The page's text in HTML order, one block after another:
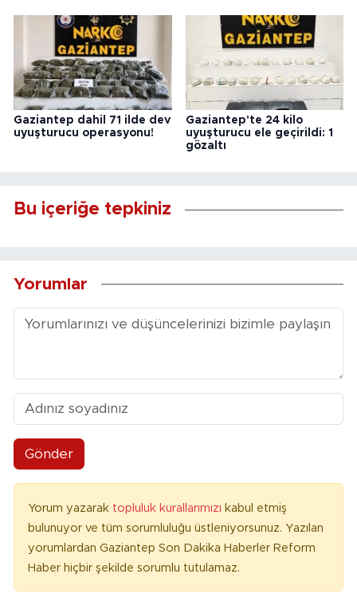
Gaziantep dahil 71 ilde dev
uyuşturucu operasyonu!
Gaziantep'te 24 kilo
uyuşturucu ele geçirildi: 1
gözaltı
Bu içeriğe tepkiniz
Yorumlar
Gönder
Yorum yazarak topluluk kurallarımızı kabul etmiş
bulunuyor ve tüm sorumluluğu üstleniyorsunuz. Yazılan
yorumlardan Gaziantep Son Dakika Haberler Reform
Haber hiçbir şekilde sorumlu tutulamaz.